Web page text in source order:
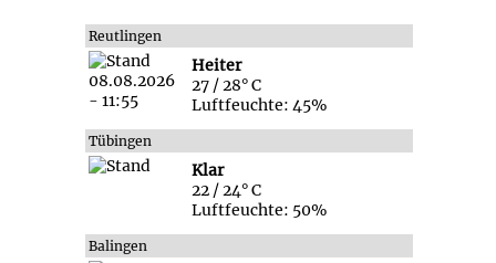
Reutlingen
Heiter
27 / 28° C
Luftfeuchte: 45%
Tübingen
Klar
22 / 24° C
Luftfeuchte: 50%
Balingen